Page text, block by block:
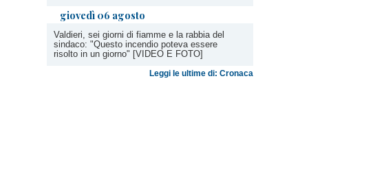
giovedì 06 agosto
Valdieri, sei giorni di fiamme e la rabbia del
sindaco: "Questo incendio poteva essere
risolto in un giorno" [VIDEO E FOTO]
Leggi le ultime di: Cronaca